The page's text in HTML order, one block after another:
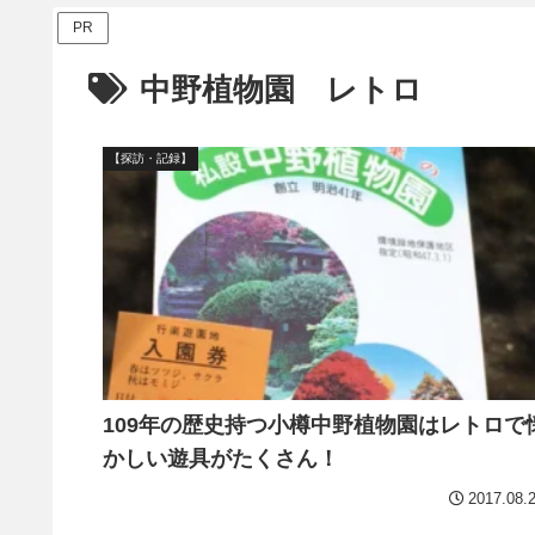
PR
中野植物園 レトロ
【探訪・記録】
109年の歴史持つ小樽中野植物園はレトロで
かしい遊具がたくさん！